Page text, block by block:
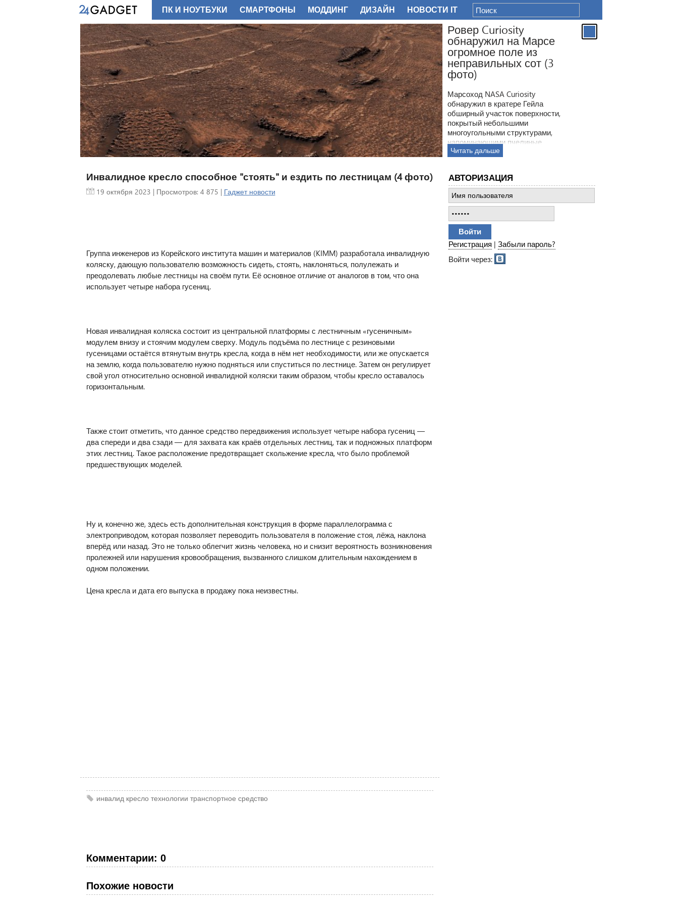
Ровер Curiosity
обнаружил на Марсе
огромное поле из
неправильных сот (3
фото)
Марсоход NASA Curiosity
обнаружил в кратере Гейла
обширный участок поверхности,
покрытый небольшими
многоугольными структурами,
напоминающими пчелиные
соты. Ранее ровер находил
затмила все предыдущее такие
открытия.
Читать дальше
Инвалидное кресло способное "стоять" и ездить по лестницам (4 фото)
19 октября 2023 | Просмотров: 4 875 | Гаджет новости
Группа инженеров из Корейского института машин и материалов (KIMM) разработала инвалидную
коляску, дающую пользователю возможность сидеть, стоять, наклоняться, полулежать и
преодолевать любые лестницы на своём пути. Её основное отличие от аналогов в том, что она
использует четыре набора гусениц.
Новая инвалидная коляска состоит из центральной платформы с лестничным «гусеничным»
модулем внизу и стоячим модулем сверху. Модуль подъёма по лестнице с резиновыми
гусеницами остаётся втянутым внутрь кресла, когда в нём нет необходимости, или же опускается
на землю, когда пользователю нужно подняться или спуститься по лестнице. Затем он регулирует
свой угол относительно основной инвалидной коляски таким образом, чтобы кресло оставалось
горизонтальным.
Также стоит отметить, что данное средство передвижения использует четыре набора гусениц —
два спереди и два сзади — для захвата как краёв отдельных лестниц, так и подножных платформ
этих лестниц. Такое расположение предотвращает скольжение кресла, что было проблемой
предшествующих моделей.
Ну и, конечно же, здесь есть дополнительная конструкция в форме параллелограмма с
электроприводом, которая позволяет переводить пользователя в положение стоя, лёжа, наклона
вперёд или назад. Это не только облегчит жизнь человека, но и снизит вероятность возникновения
пролежней или нарушения кровообращения, вызванного слишком длительным нахождением в
одном положении.
Цена кресла и дата его выпуска в продажу пока неизвестны.
инвалид кресло технологии транспортное средство
Комментарии: 0
Похожие новости
АВТОРИЗАЦИЯ
Регистрация | Забыли пароль?
Войти через:
ПК И НОУТБУКИ СМАРТФОНЫ МОДДИНГ ДИЗАЙН НОВОСТИ IT
ФОТО